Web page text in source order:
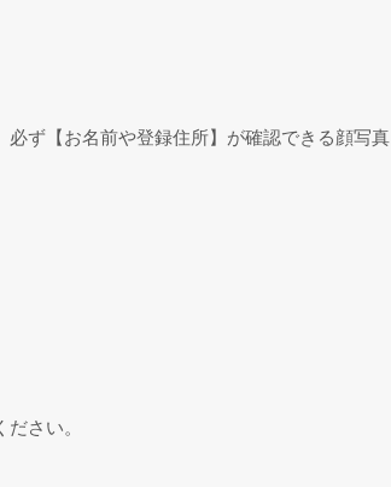
ず【お名前や登録住所】が確認できる顔写真
さい。